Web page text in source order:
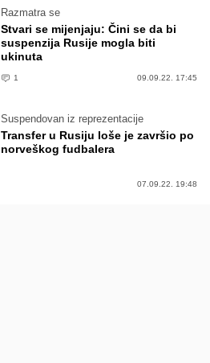
Razmatra se
Stvari se mijenjaju: Čini se da bi
suspenzija Rusije mogla biti
ukinuta
1 09.09.22. 17:45
Suspendovan iz reprezentacije
Transfer u Rusiju loše je završio po
norveškog fudbalera
07.09.22. 19:48